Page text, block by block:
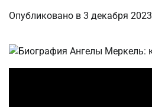
Опубликовано в 3 декабря 2023